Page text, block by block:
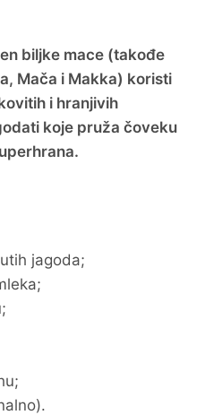
biljke mace (takođe
Mača i Makka) koristi
i hranjivih
koje pruža čoveku
jagoda;